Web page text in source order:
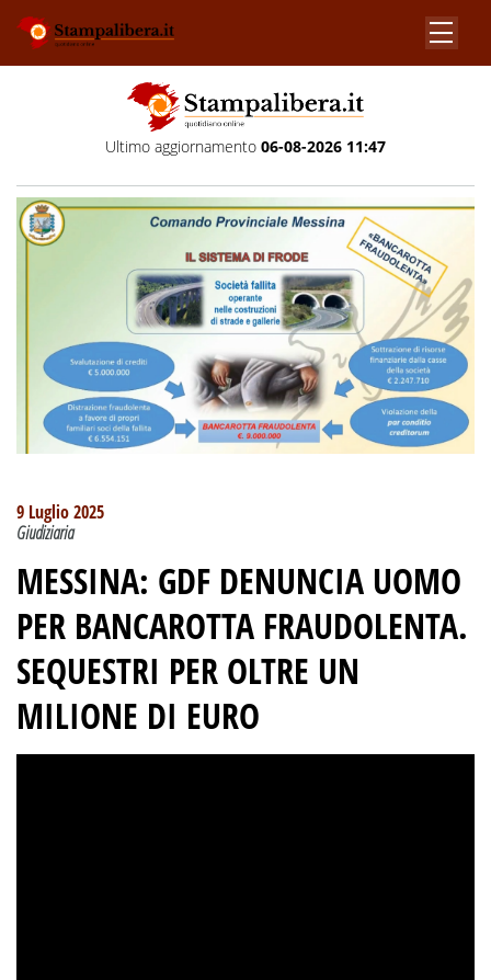
Ultimo aggiornamento 06-08-2026 11:47
9 Luglio 2025
Giudiziaria
MESSINA: GDF DENUNCIA UOMO
PER BANCAROTTA FRAUDOLENTA.
SEQUESTRI PER OLTRE UN
MILIONE DI EURO